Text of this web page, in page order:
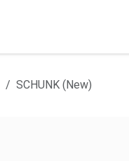
SCHUNK (New)